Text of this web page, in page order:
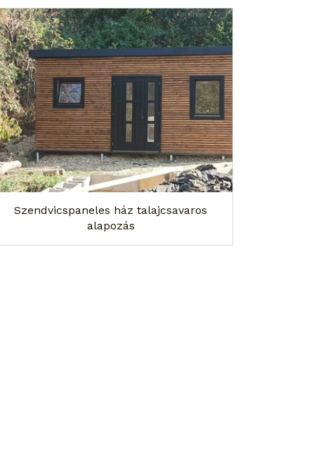
Szendvicspaneles ház talajcsavaros
alapozás